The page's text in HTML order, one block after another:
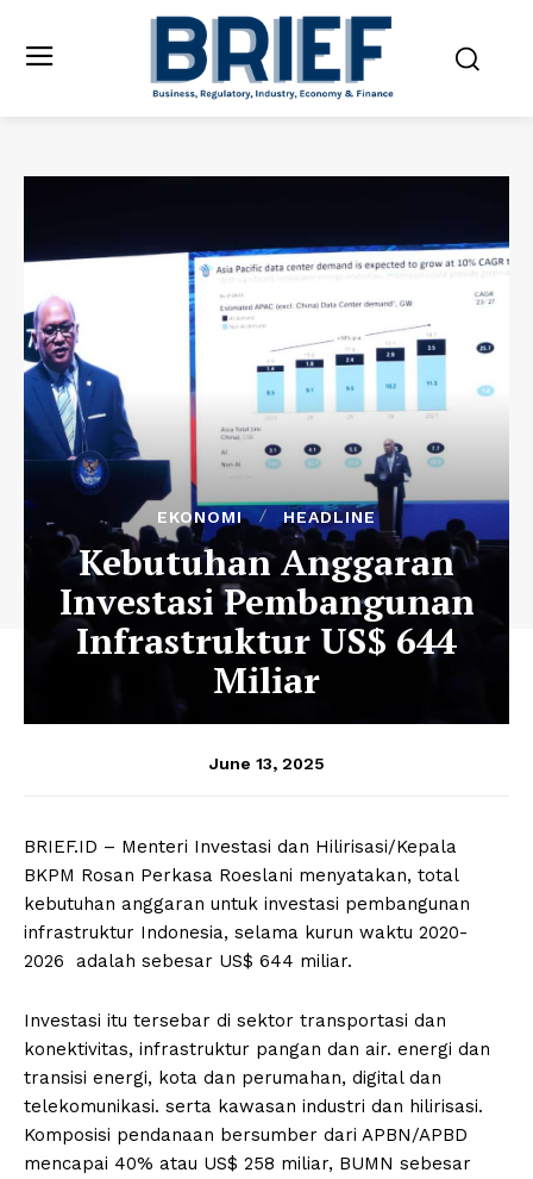
EKONOMI HEADLINE
Kebutuhan Anggaran
Investasi Pembangunan
Infrastruktur US$ 644
Miliar
June 13, 2025
BRIEF.ID – Menteri Investasi dan Hilirisasi/Kepala
BKPM Rosan Perkasa Roeslani menyatakan, total
kebutuhan anggaran untuk investasi pembangunan
infrastruktur Indonesia, selama kurun waktu 2020-
2026 adalah sebesar US$ 644 miliar.
Investasi itu tersebar di sektor transportasi dan
konektivitas, infrastruktur pangan dan air. energi dan
transisi energi, kota dan perumahan, digital dan
telekomunikasi. serta kawasan industri dan hilirisasi.
Komposisi pendanaan bersumber dari APBN/APBD
mencapai 40% atau US$ 258 miliar, BUMN sebesar